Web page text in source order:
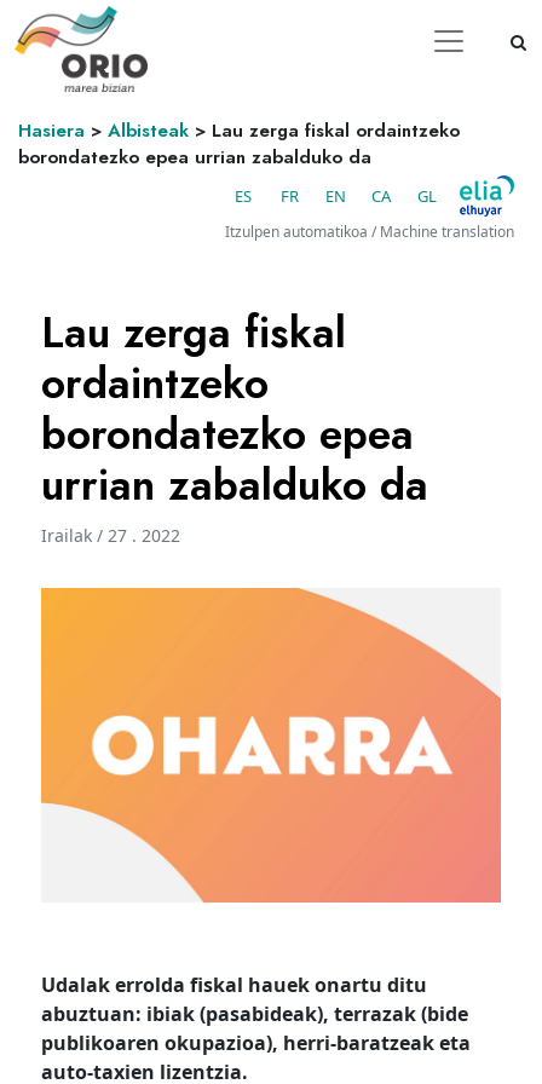
Hasiera > Albisteak > Lau zerga fiskal ordaintzeko
borondatezko epea urrian zabalduko da
ES FR EN CA GL
Itzulpen automatikoa / Machine translation
Lau zerga fiskal
ordaintzeko
borondatezko epea
urrian zabalduko da
Irailak / 27 . 2022
Udalak errolda fiskal hauek onartu ditu
abuztuan: ibiak (pasabideak), terrazak (bide
publikoaren okupazioa), herri-baratzeak eta
auto-taxien lizentzia.